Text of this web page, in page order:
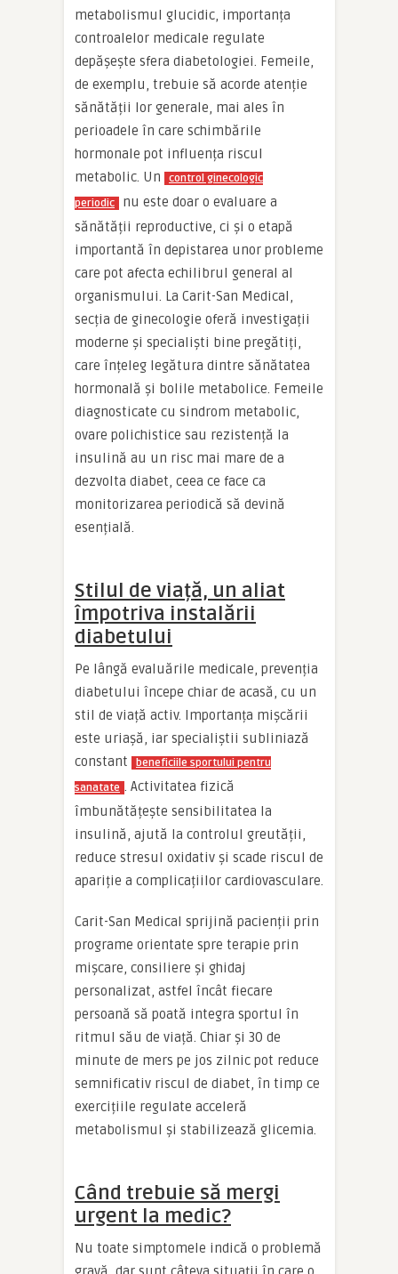
metabolismul glucidic, importanța
controalelor medicale regulate
depășește sfera diabetologiei. Femeile,
de exemplu, trebuie să acorde atenție
sănătății lor generale, mai ales în
perioadele în care schimbările
hormonale pot influența riscul
metabolic. Un
control ginecologic
periodic
nu este doar o evaluare a
sănătății reproductive, ci și o etapă
importantă în depistarea unor probleme
care pot afecta echilibrul general al
organismului. La Carit-San Medical,
secția de ginecologie oferă investigații
moderne și specialiști bine pregătiți,
care înțeleg legătura dintre sănătatea
hormonală și bolile metabolice. Femeile
diagnosticate cu sindrom metabolic,
ovare polichistice sau rezistență la
insulină au un risc mai mare de a
dezvolta diabet, ceea ce face ca
monitorizarea periodică să devină
esențială.
Stilul de viață, un aliat
împotriva instalării
diabetului
Pe lângă evaluările medicale, prevenția
diabetului începe chiar de acasă, cu un
stil de viață activ. Importanța mișcării
este uriașă, iar specialiștii subliniază
constant
beneficiile sportului pentru
sanatate . Activitatea fizică
îmbunătățește sensibilitatea la
insulină, ajută la controlul greutății,
reduce stresul oxidativ și scade riscul de
apariție a complicațiilor cardiovasculare.
Carit-San Medical sprijină pacienții prin
programe orientate spre terapie prin
mișcare, consiliere și ghidaj
personalizat, astfel încât fiecare
persoană să poată integra sportul în
ritmul său de viață. Chiar și 30 de
minute de mers pe jos zilnic pot reduce
semnificativ riscul de diabet, în timp ce
exercițiile regulate acceleră
metabolismul și stabilizează glicemia.
Când trebuie să mergi
urgent la medic?
Nu toate simptomele indică o problemă